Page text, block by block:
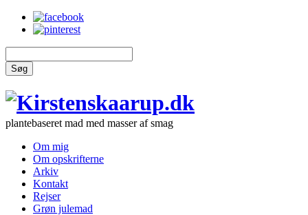
Søg
plantebaseret mad med masser af smag
Om mig
Om opskrifterne
Arkiv
Kontakt
Rejser
Grøn julemad